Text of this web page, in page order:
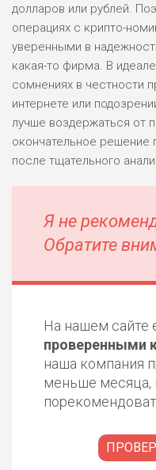
РИСКИ: НИЗКИЕ
ДОХОД: НИЗКИЙ
БЮДЖЕТ: НИЗКИЙ
РИСКИ: НИЗКИЕ
БЮДЖЕТ: НИЗКИЙ
долларов или рублей.
операциях с крипто-
уверенными в
какая-то фирма. В
сомнениях в честности
интернете или
лучше воздержаться от
окончательное решение
после тщательного
Я не
Обратите
На нашем сайте
проверенными
наша компания
меньше месяца,